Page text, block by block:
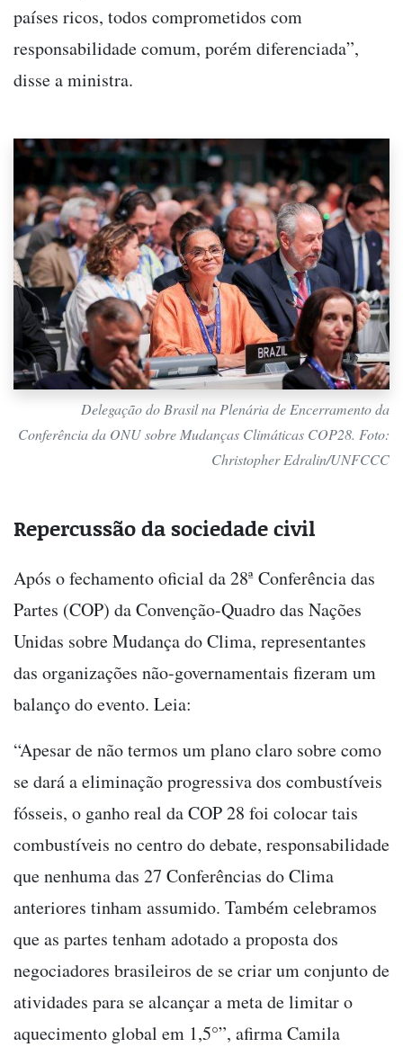
países ricos, todos comprometidos com
responsabilidade comum, porém diferenciada”,
disse a ministra.
Delegação do Brasil na Plenária de Encerramento da
Conferência da ONU sobre Mudanças Climáticas COP28. Foto:
Christopher Edralin/UNFCCC
Repercussão da sociedade civil
Após o fechamento oficial da 28ª Conferência das
Partes (COP) da Convenção-Quadro das Nações
Unidas sobre Mudança do Clima, representantes
das organizações não-governamentais fizeram um
balanço do evento. Leia:
“Apesar de não termos um plano claro sobre como
se dará a eliminação progressiva dos combustíveis
fósseis, o ganho real da COP 28 foi colocar tais
combustíveis no centro do debate, responsabilidade
que nenhuma das 27 Conferências do Clima
anteriores tinham assumido. Também celebramos
que as partes tenham adotado a proposta dos
negociadores brasileiros de se criar um conjunto de
atividades para se alcançar a meta de limitar o
aquecimento global em 1,5°”, afirma Camila